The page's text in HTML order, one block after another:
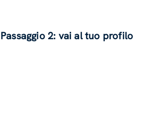
Passaggio 2: vai al tuo profilo